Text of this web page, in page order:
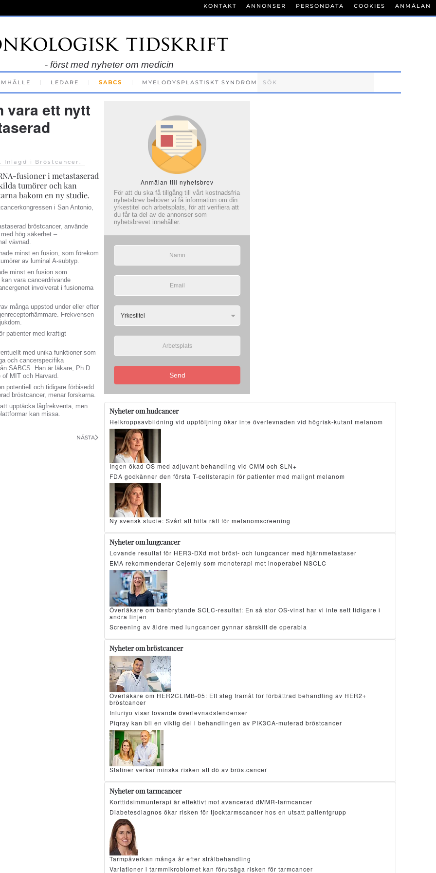
- först med nyheter om medicin
LEDARE SABCS MYELODYSPLASTISKT SYNDROM
KONTAKT ANNONSER PERSONDATA COOKIES ANMÄLAN
vara ett nytt
. Inlagd i Bröstcancer .
fusioner i metastaserad
tumörer och kan
bakom en ny studie.
i San Antonio,
bröstcancer, använde
hög säkerhet –
vävnad.
minst en fusion, som förekom
av luminal A-subtyp.
minst en fusion som
vara cancerdrivande
involverat i fusionerna
många uppstod under eller efter
Frekvensen
patienter med kraftigt
med unika funktioner som
och cancerspecifika
SABCS. Han är läkare, Ph.D.
MIT och Harvard.
potentiell och tidigare förbisedd
bröstcancer, menar forskarna.
upptäcka lågfrekventa, men
kan missa.
NÄSTA
Anmälan till nyhetsbrev
För att du ska få tillgång till vårt kostnadsfria
nyhetsbrev behöver vi få information om din
yrkestitel och arbetsplats, för att verifiera att
du får ta del av de annonser som
nyhetsbrevet innehåller.
Send
Nyheter om hudcancer
Helkroppsavbildning vid uppföljning ökar inte överlevnaden vid högrisk-kutant melanom
Ingen ökad OS med adjuvant behandling vid CMM och SLN+
FDA godkänner den första T-cellsterapin för patienter med malignt melanom
Ny svensk studie: Svårt att hitta rätt för melanomscreening
Nyheter om lungcancer
Lovande resultat för HER3-DXd mot bröst- och lungcancer med hjärnmetastaser
EMA rekommenderar Cejemly som monoterapi mot inoperabel NSCLC
Överläkare om banbrytande SCLC-resultat: En så stor OS-vinst har vi inte sett tidigare i
andra linjen
Screening av äldre med lungcancer gynnar särskilt de operabla
Nyheter om bröstcancer
Överläkare om HER2CLIMB-05: Ett steg framåt för förbättrad behandling av HER2+
bröstcancer
Inluriyo visar lovande överlevnadstendenser
Piqray kan bli en viktig del i behandlingen av PIK3CA-muterad bröstcancer
Statiner verkar minska risken att dö av bröstcancer
Nyheter om tarmcancer
Korttidsimmunterapi är effektivt mot avancerad dMMR-tarmcancer
Diabetesdiagnos ökar risken för tjocktarmscancer hos en utsatt patientgrupp
Tarmpåverkan många år efter strålbehandling
Variationer i tarmmikrobiomet kan förutsäga risken för tarmcancer